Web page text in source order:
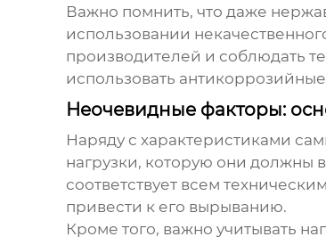
Важно помнить, что даже
использовании
производителей и соблюдать
использовать
Неочевидные факторы:
Наряду с характеристиками
нагрузки, которую они должны
соответствует всем
привести к его вырыванию.
Кроме того, важно учитывать